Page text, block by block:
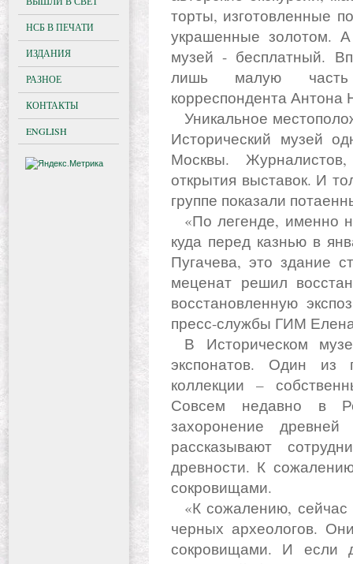
торты, изготовленные
украшенные золотом.
музей - бесплатный.
лишь малую часть
корреспондента Антона
Уникальное местоположение на Красной площади делает
Исторический музей
Москвы.
открытия выставок. И
группе показали
«По легенде, именно на этом месте находилась камера,
куда перед казнью в
Пугачева, это здание
меценат решил
восстановленную
пресс-службы ГИМ
В Историческом музее хранится около 5 миллионов
экспонатов. Один из
коллекции –
Совсем недавно в
захоронение
рассказывают
древности. К
сокровищами.
«К сожалению, сейчас в России существует очень много
черных археологов.
сокровищами. И если
НСБ В ПЕЧАТИ
ИЗДАНИЯ
РАЗНОЕ
КОНТАКТЫ
ENGLISH